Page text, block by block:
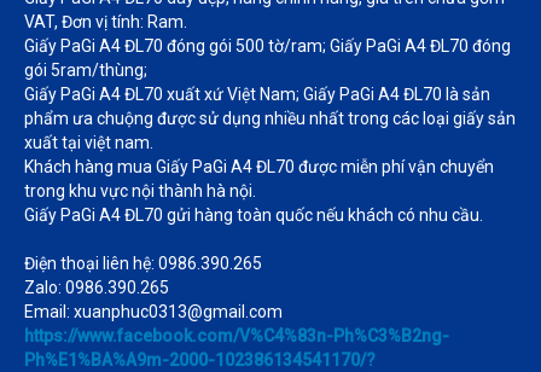
VAT, Đơn vị tính: Ram.
Giấy PaGi A4 ĐL70 đóng gói 500 tờ/ram; Giấy PaGi A4 ĐL70 đóng
gói 5ram/thùng;
Giấy PaGi A4 ĐL70 xuất xứ Việt Nam; Giấy PaGi A4 ĐL70 là sản
phẩm ưa chuộng được sử dụng nhiều nhất trong các loại giấy sản
xuất tại việt nam.
Khách hàng mua Giấy PaGi A4 ĐL70 được miễn phí vận chuyển
trong khu vực nội thành hà nội.
Giấy PaGi A4 ĐL70 gửi hàng toàn quốc nếu khách có nhu cầu.
Điện thoại liên hệ: 0986.390.265
​Zalo: 0986.390.265
Email: xuanphuc0313@gmail.com
https://www.facebook.com/V%C4%83n-Ph%C3%B2ng-
Ph%E1%BA%A9m-2000-102386134541170/?